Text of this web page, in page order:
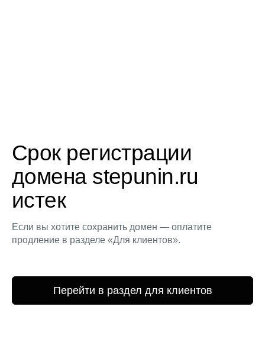
Срок регистрации
домена stepunin.ru
истек
Если вы хотите сохранить домен — оплатите
продление в разделе «Для клиентов».
Перейти в раздел для клиентов